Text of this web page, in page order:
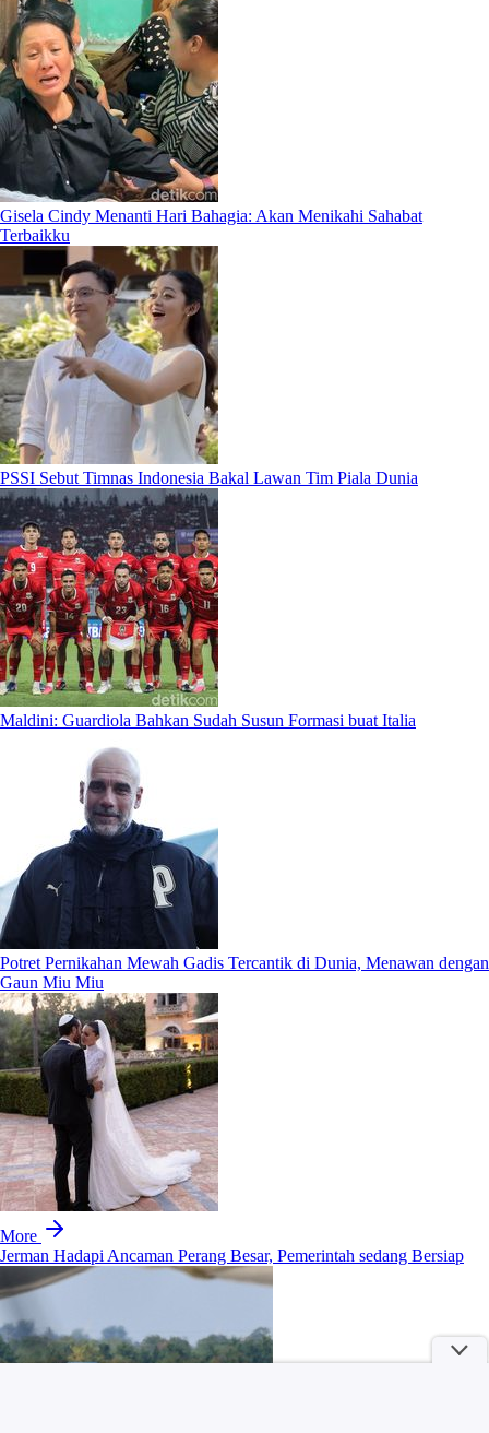
Gisela Cindy Menanti Hari Bahagia: Akan Menikahi Sahabat
Terbaikku
PSSI Sebut Timnas Indonesia Bakal Lawan Tim Piala Dunia
Maldini: Guardiola Bahkan Sudah Susun Formasi buat Italia
Potret Pernikahan Mewah Gadis Tercantik di Dunia, Menawan dengan
Gaun Miu Miu
More
Jerman Hadapi Ancaman Perang Besar, Pemerintah sedang Bersiap